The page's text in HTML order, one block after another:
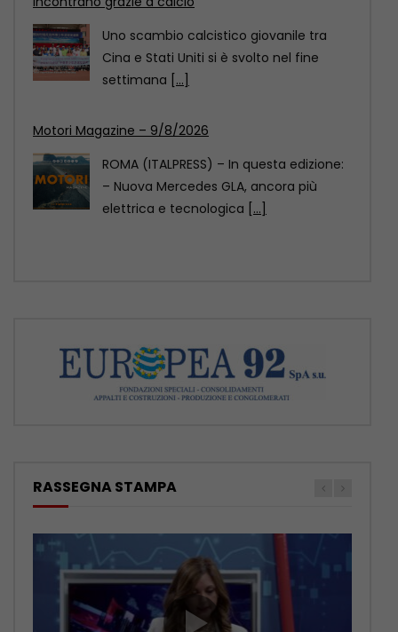
Motori Magazine – 9/8/2026
ROMA (ITALPRESS) – In questa edizione:
– Nuova Mercedes GLA, ancora più
elettrica e tecnologica
Tg Ambiente – 9/8/2026
ROMA (ITALPRESS) – In questo numero
del Tg Ambiente, prodotto dall’Italpress
in collaborazione con TeleAmbiente:
RASSEGNA STAMPA